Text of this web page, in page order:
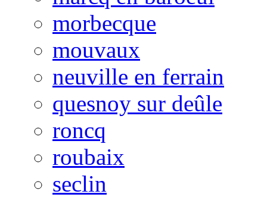
morbecque
mouvaux
neuville en ferrain
quesnoy sur deûle
roncq
roubaix
seclin